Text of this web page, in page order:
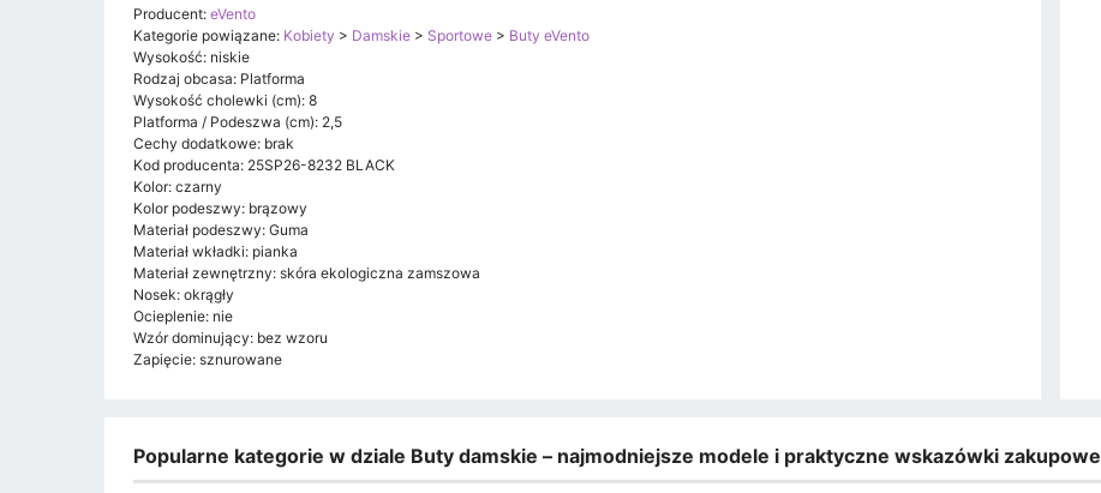
Producent: eVento
Kategorie powiązane: Kobiety > Damskie > Sportowe > Buty eVento
Wysokość: niskie
Rodzaj obcasa: Platforma
Wysokość cholewki (cm): 8
Platforma / Podeszwa (cm): 2,5
Cechy dodatkowe: brak
Kod producenta: 25SP26-8232 BLACK
Kolor: czarny
Kolor podeszwy: brązowy
Materiał podeszwy: Guma
Materiał wkładki: pianka
Materiał zewnętrzny: skóra ekologiczna zamszowa
Nosek: okrągły
Ocieplenie: nie
Wzór dominujący: bez wzoru
Zapięcie: sznurowane
Popularne kategorie w dziale Buty damskie – najmodniejsze modele i praktyczne wskazówki zakupowe